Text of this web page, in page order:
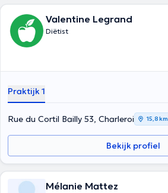
Valentine Legrand
Diëtist
Praktijk 1
Rue du Cortil Bailly 53, Charleroi 15,8 km
Bekijk profiel
Mélanie Mattez